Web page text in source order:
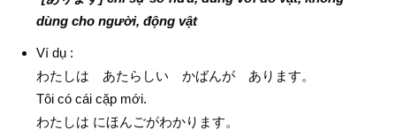
dùng cho người, động vật
Ví dụ :
わたしは あたらしい かばんが あります。
Tôi có cái cặp mới.
わたしは にほんごがわかります。